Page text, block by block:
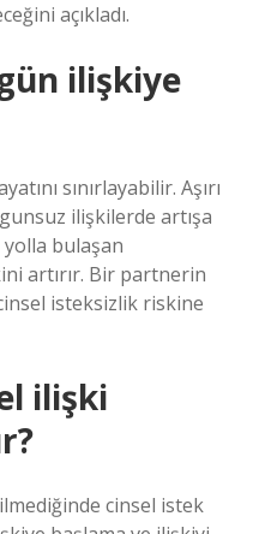
açıkladı.
ilişkiye
sınırlayabilir. Aşırı
ilişkilerde artışa
bulaşan
artırır. Bir partnerin
isteksizlik riskine
ilişki
cinsel istek